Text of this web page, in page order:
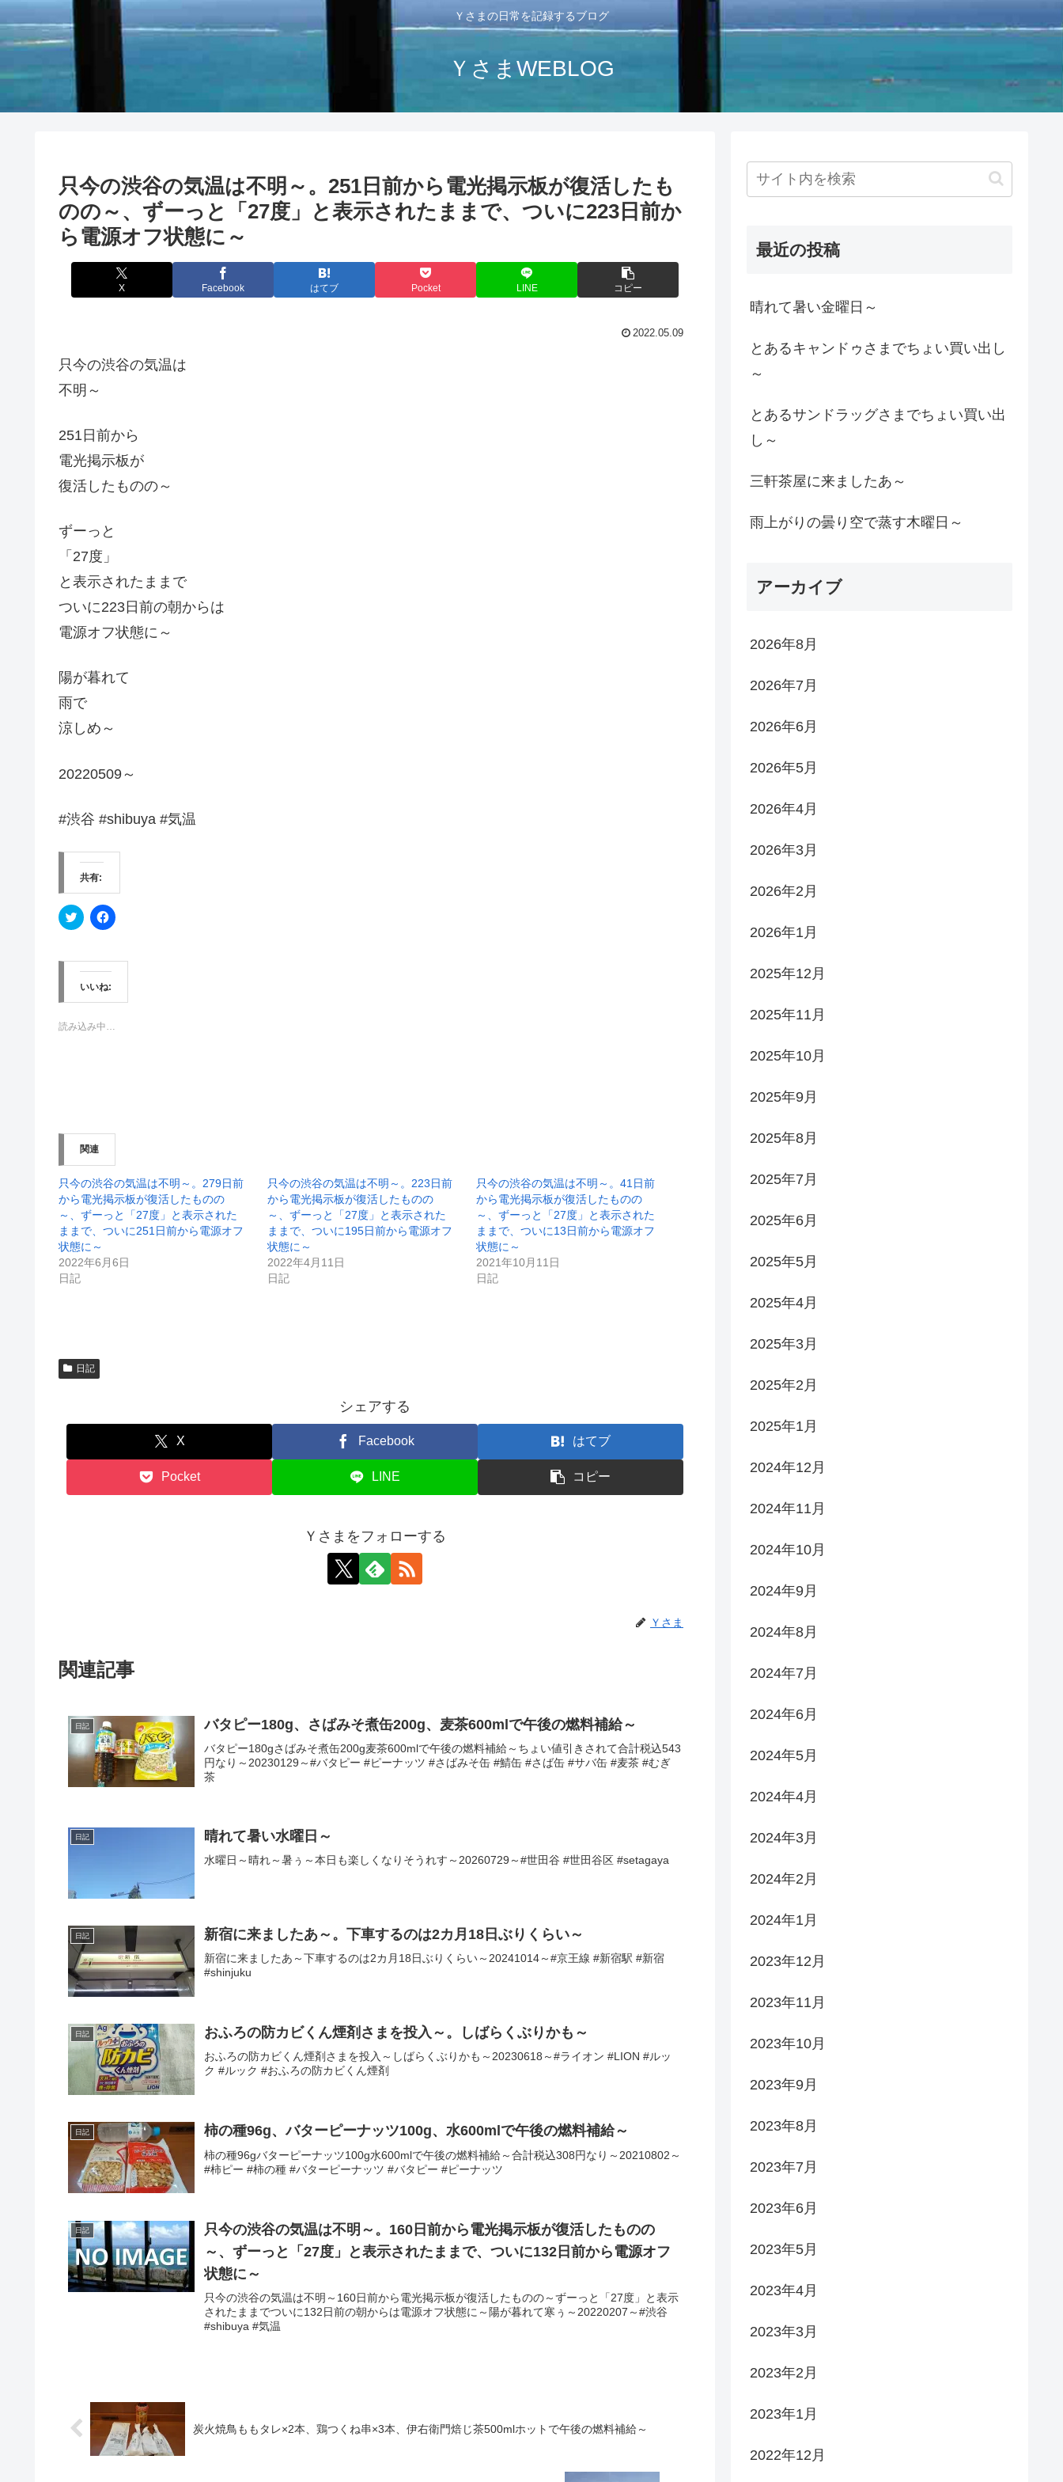
Ｙさまの日常を記録するブログ
ＹさまWEBLOG
只今の渋谷の気温は不明～。251日前から電光掲示板が復活したも
のの～、ずーっと「27度」と表示されたままで、ついに223日前か
ら電源オフ状態に～
X Facebook はてブ Pocket LINE コピー
2022.05.09
只今の渋谷の気温は
不明～
251日前から
電光掲示板が
復活したものの～
ずーっと
「27度」
と表示されたままで
ついに223日前の朝からは
電源オフ状態に～
陽が暮れて
雨で
涼しめ～
20220509～
#渋谷 #shibuya #気温
共有:
ク
リ
て
T
w
t
e
ィ
ン
ド
ウ
開
き
ま
す
F
a
o
o
k
共
す
く
い
新
し
い
ウ
ィ
ン
で
いいね:
読み込み中…
関連
只今の渋谷の気温は不明～。279日前
から電光掲示板が復活したものの
～、ずーっと「27度」と表示された
ままで、ついに251日前から電源オフ
状態に～
2022年6月6日
日記
只今の渋谷の気温は不明～。223日前
から電光掲示板が復活したものの
～、ずーっと「27度」と表示された
ままで、ついに195日前から電源オフ
状態に～
2022年4月11日
日記
只今の渋谷の気温は不明～。41日前
から電光掲示板が復活したものの
～、ずーっと「27度」と表示された
ままで、ついに13日前から電源オフ
状態に～
2021年10月11日
日記
日記
シェアする
X Facebook はてブ
Pocket LINE コピー
Ｙさまをフォローする
Ｙさま
関連記事
日記 バタピー180g、さばみそ煮缶200g、麦茶600mlで午後の燃料補給～
バタピー180gさばみそ煮缶200g麦茶600mlで午後の燃料補給～ちょい値引きされて合計税込543
円なり～20230129～#バタピー #ピーナッツ #さばみそ缶 #鯖缶 #さば缶 #サバ缶 #麦茶 #むぎ
茶
日記 晴れて暑い水曜日～
水曜日～晴れ～暑ぅ～本日も楽しくなりそうれす～20260729～#世田谷 #世田谷区 #setagaya
日記 新宿に来ましたあ～。下車するのは2カ月18日ぶりくらい～
新宿に来ましたあ～下車するのは2カ月18日ぶりくらい～20241014～#京王線 #新宿駅 #新宿
#shinjuku
日記 おふろの防カビくん煙剤さまを投入～。しばらくぶりかも～
おふろの防カビくん煙剤さまを投入～しばらくぶりかも～20230618～#ライオン #LION #ルッ
ク #ルック #おふろの防カビくん煙剤
日記 柿の種96g、バターピーナッツ100g、水600mlで午後の燃料補給～
柿の種96gバターピーナッツ100g水600mlで午後の燃料補給～合計税込308円なり～20210802～
#柿ピー #柿の種 #バターピーナッツ #バタピー #ピーナッツ
日記
只今の渋谷の気温は不明～。160日前から電光掲示板が復活したものの
～、ずーっと「27度」と表示されたままで、ついに132日前から電源オフ
状態に～
只今の渋谷の気温は不明～160日前から電光掲示板が復活したものの～ずーっと「27度」と表示
されたままでついに132日前の朝からは電源オフ状態に～陽が暮れて寒ぅ～20220207～#渋谷
#shibuya #気温
炭火焼鳥ももタレ×2本、鶏つくね串×3本、伊右衛門焙じ茶500mlホットで午後の燃料補給～
最近の投稿
晴れて暑い金曜日～
とあるキャンドゥさまでちょい買い出し
～
とあるサンドラッグさまでちょい買い出
し～
三軒茶屋に来ましたあ～
雨上がりの曇り空で蒸す木曜日～
アーカイブ
2026年8月
2026年7月
2026年6月
2026年5月
2026年4月
2026年3月
2026年2月
2026年1月
2025年12月
2025年11月
2025年10月
2025年9月
2025年8月
2025年7月
2025年6月
2025年5月
2025年4月
2025年3月
2025年2月
2025年1月
2024年12月
2024年11月
2024年10月
2024年9月
2024年8月
2024年7月
2024年6月
2024年5月
2024年4月
2024年3月
2024年2月
2024年1月
2023年12月
2023年11月
2023年10月
2023年9月
2023年8月
2023年7月
2023年6月
2023年5月
2023年4月
2023年3月
2023年2月
2023年1月
2022年12月